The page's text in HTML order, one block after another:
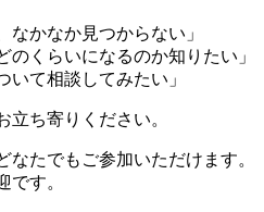
なかなか見つからない」
のくらいになるのか知りたい」
いて相談してみたい」
立ち寄りください。
たでもご参加いただけます。
です。